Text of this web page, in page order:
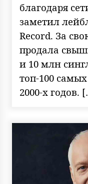
благодаря
заметил
Record. За
продала
и 10 млн
топ-100
2000-х годов.